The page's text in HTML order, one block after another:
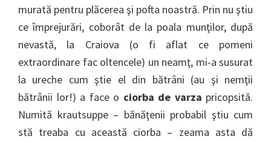
murată pentru plăcerea şi pofta noastră. Prin nu ştiu
ce împrejurări, coborât de la poala munţilor, după
nevastă, la Craiova (o fi aflat ce pomeni
extraordinare fac oltencele) un neamţ, mi-a susurat
la ureche cum ştie el din bătrâni (au şi nemţii
bătrânii lor!) a face o ciorba de varza pricopsită.
Numită krautsuppe – bănăţenii probabil ştiu cum
stă treaba cu această ciorba – zeama asta dă